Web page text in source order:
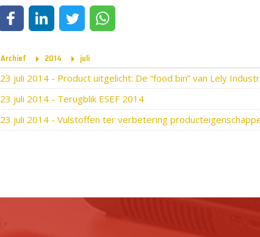
Deel op FacebookDeel op LinkedInDeel op TwitterDeel via WhatsApp
Archief 2014 juli
23 juli 2014- Product uitgelicht: De “food bin” van Lely
23 juli 2014- Terugblik ESEF 2014
23 juli 2014- Vulstoffen ter verbetering